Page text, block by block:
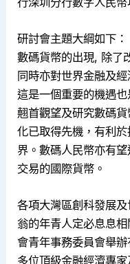
研討會主題大綱如下：
數碼貨幣的出現, 除了
同時亦對世界金融及
這是一個重要的機遇
翹首觀望及研究數碼
化已取得先機，有利
界。數碼人民幣亦有
交易的國際貨幣。
各項大灣區創科發展
翁的年青人定必息息
會青年事務委員會舉
多位頂級金融經濟專